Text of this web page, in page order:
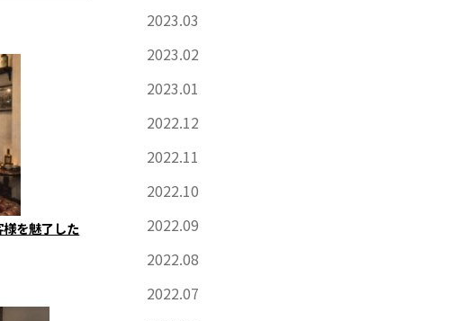
を魅了した
2023.03
2023.02
2023.01
2022.12
2022.11
2022.10
2022.09
2022.08
2022.07